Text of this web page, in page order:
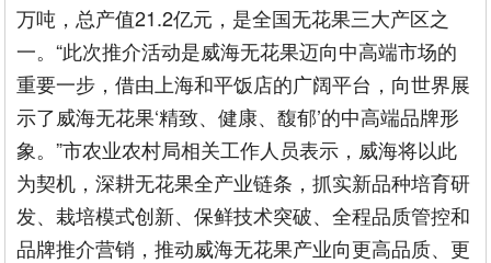
万吨，总产值21.2亿元，是全国无花果三大产区之
一。“此次推介活动是威海无花果迈向中高端市场的
重要一步，借由上海和平饭店的广阔平台，向世界展
示了威海无花果‘精致、健康、馥郁’的中高端品牌形
象。”市农业农村局相关工作人员表示，威海将以此
为契机，深耕无花果全产业链条，抓实新品种培育研
发、栽培模式创新、保鲜技术突破、全程品质管控和
品牌推介营销，推动威海无花果产业向更高品质、更